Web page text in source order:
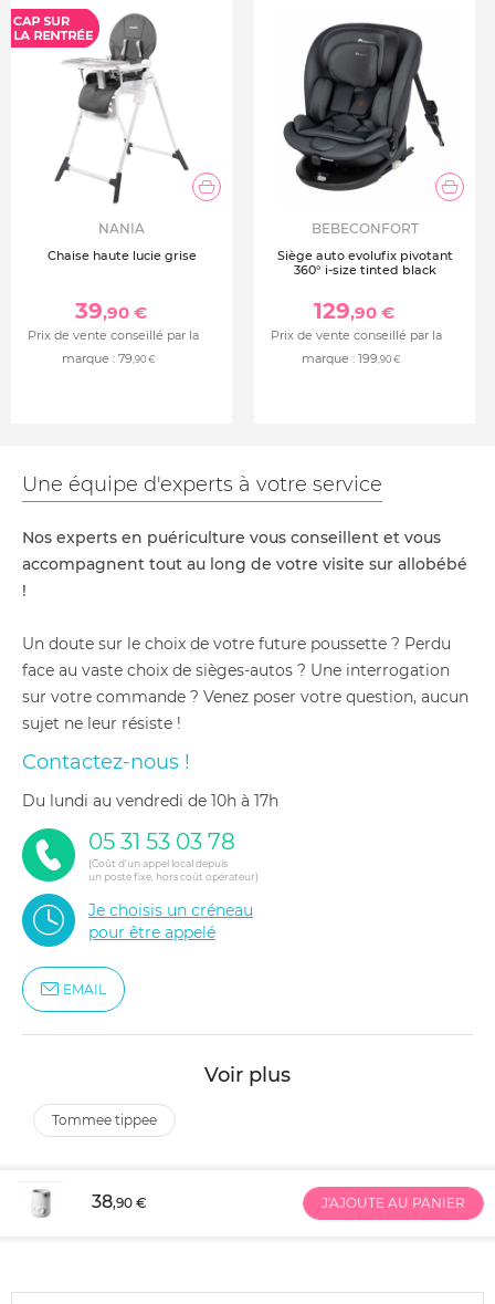
NANIA
Chaise haute lucie grise
39,90 €
Prix de vente conseillé par la
marque : 79,90 €
BEBECONFORT
Siège auto evolufix pivotant
360° i-size tinted black
129,90 €
Prix de vente conseillé par la
marque : 199,90 €
Une équipe d'experts à votre service
Nos experts en puériculture vous conseillent et vous
accompagnent tout au long de votre visite sur allobébé
!
Un doute sur le choix de votre future poussette ? Perdu
face au vaste choix de sièges-autos ? Une interrogation
sur votre commande ? Venez poser votre question, aucun
sujet ne leur résiste !
Contactez-nous !
du lundi au vendredi de 10h à 17h
05 31 53 03 78
(Coût d'un appel local depuis
un poste fixe, hors coût opérateur)
Je choisis un créneau
pour être appelé
EMAIL
Voir plus
tommee tippee
38,90 € J'AJOUTE AU PANIER